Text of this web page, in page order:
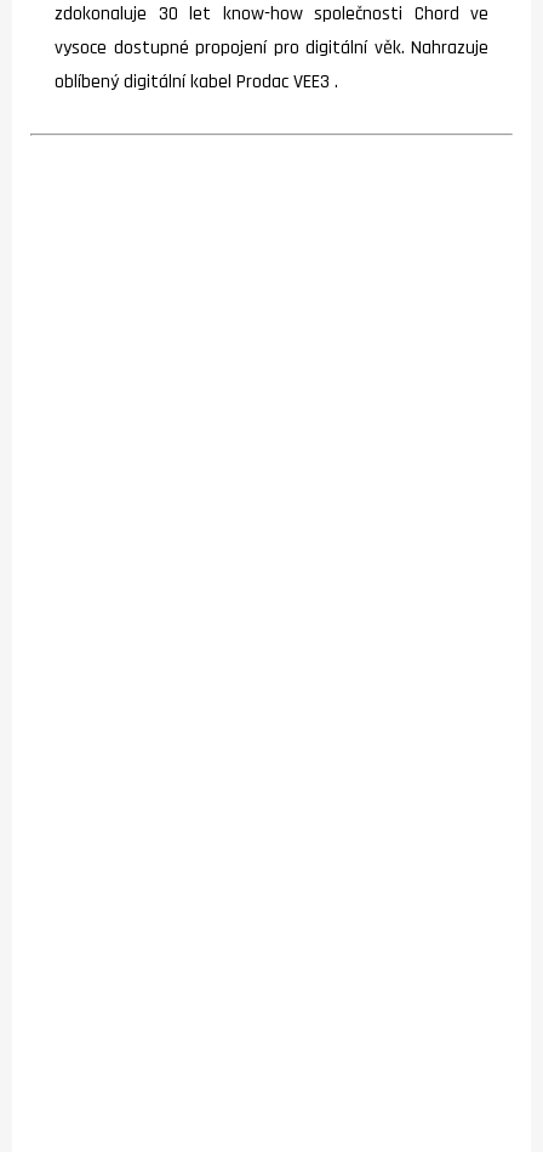
zdokonaluje 30 let know-how společnosti Chord ve
vysoce dostupné propojení pro digitální věk. Nahrazuje
oblíbený digitální kabel Prodac VEE3 .